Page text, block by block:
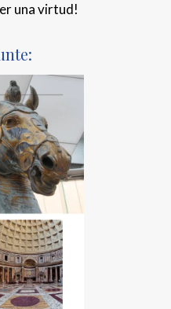
una virtud!